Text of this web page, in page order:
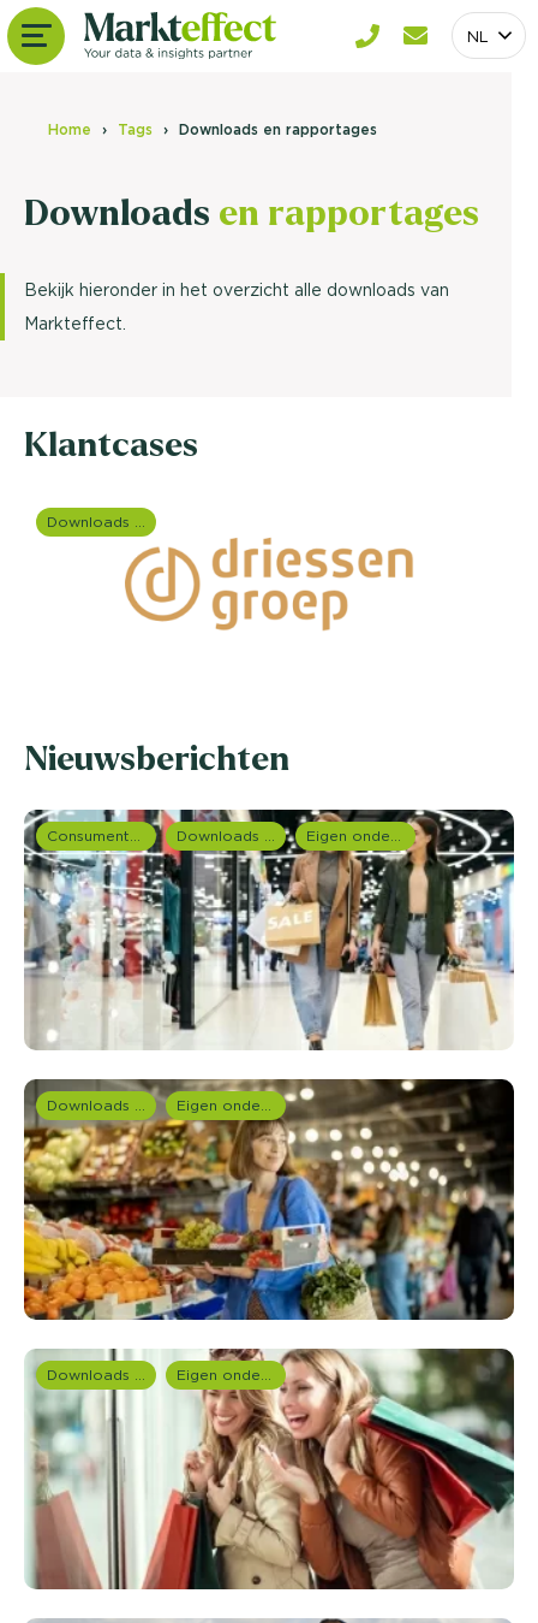
NL
Home Tags Downloads en rapportages
Downloads en rapportages
Bekijk hieronder in het overzicht alle downloads van
Markteffect.
Klantcases
Downloads en rapportages
Nieuwsberichten
Consumentenonderzoek Downloads en rapportages Eigen onderzoeken
Downloads en rapportages Eigen onderzoeken
Downloads en rapportages Eigen onderzoeken